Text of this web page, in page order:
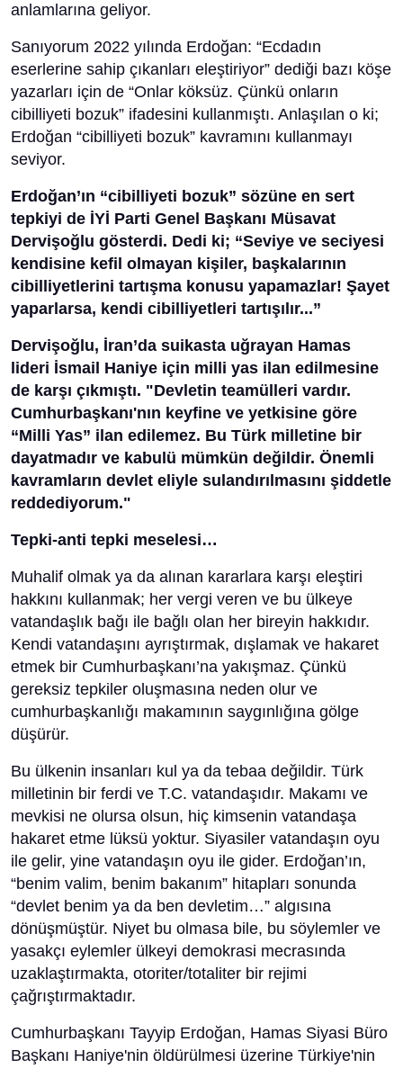
anlamlarına geliyor.
Sanıyorum 2022 yılında Erdoğan: “Ecdadın
eserlerine sahip çıkanları eleştiriyor” dediği bazı köşe
yazarları için de “Onlar köksüz. Çünkü onların
cibilliyeti bozuk” ifadesini kullanmıştı. Anlaşılan o ki;
Erdoğan “cibilliyeti bozuk” kavramını kullanmayı
seviyor.
Erdoğan’ın “cibilliyeti bozuk” sözüne en sert
tepkiyi de İYİ Parti Genel Başkanı Müsavat
Dervişoğlu gösterdi. Dedi ki; “Seviye ve seciyesi
kendisine kefil olmayan kişiler, başkalarının
cibilliyetlerini tartışma konusu yapamazlar! Şayet
yaparlarsa, kendi cibilliyetleri tartışılır...”
Dervişoğlu, İran’da suikasta uğrayan Hamas
lideri İsmail Haniye için milli yas ilan edilmesine
de karşı çıkmıştı. "Devletin teamülleri vardır.
Cumhurbaşkanı'nın keyfine ve yetkisine göre
“Milli Yas” ilan edilemez. Bu Türk milletine bir
dayatmadır ve kabulü mümkün değildir. Önemli
kavramların devlet eliyle sulandırılmasını şiddetle
reddediyorum."
Tepki-anti tepki meselesi…
Muhalif olmak ya da alınan kararlara karşı eleştiri
hakkını kullanmak; her vergi veren ve bu ülkeye
vatandaşlık bağı ile bağlı olan her bireyin hakkıdır.
Kendi vatandaşını ayrıştırmak, dışlamak ve hakaret
etmek bir Cumhurbaşkanı’na yakışmaz. Çünkü
gereksiz tepkiler oluşmasına neden olur ve
cumhurbaşkanlığı makamının saygınlığına gölge
düşürür.
Bu ülkenin insanları kul ya da tebaa değildir. Türk
milletinin bir ferdi ve T.C. vatandaşıdır. Makamı ve
mevkisi ne olursa olsun, hiç kimsenin vatandaşa
hakaret etme lüksü yoktur. Siyasiler vatandaşın oyu
ile gelir, yine vatandaşın oyu ile gider. Erdoğan’ın,
“benim valim, benim bakanım” hitapları sonunda
“devlet benim ya da ben devletim…” algısına
dönüşmüştür. Niyet bu olmasa bile, bu söylemler ve
yasakçı eylemler ülkeyi demokrasi mecrasında
uzaklaştırmakta, otoriter/totaliter bir rejimi
çağrıştırmaktadır.
Cumhurbaşkanı Tayyip Erdoğan, Hamas Siyasi Büro
Başkanı Haniye'nin öldürülmesi üzerine Türkiye'nin